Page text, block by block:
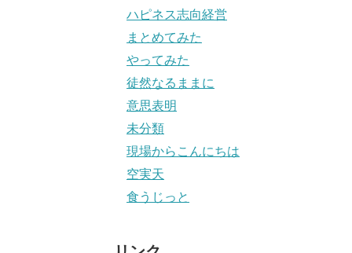
ハピネス志向経営
まとめてみた
やってみた
徒然なるままに
意思表明
未分類
現場からこんにちは
空実天
食うじっと